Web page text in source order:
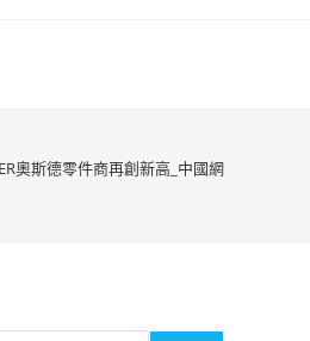
奧斯德零件商再創新高_中國網